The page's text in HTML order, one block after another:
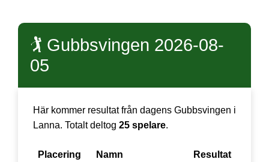
🏌️ Gubbsvingen 2026-08-
05
Här kommer resultat från dagens Gubbsvingen i
Lanna. Totalt deltog 25 spelare.
Placering Namn Resultat